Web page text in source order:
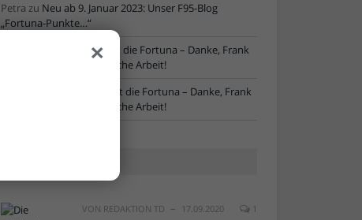
Petra zu Neu ab 9. Januar 2023: Unser F95-Blog
„Fortuna-Punkte…“
NLZ-Chef verlässt die Fortuna – Danke, Frank
Schaefer, für die erfolgreiche Arbeit!
NLZ-Chef verlässt die Fortuna – Danke, Frank
Schaefer, für die erfolgreiche Arbeit!
VON REDAKTION TD 17.09.2020 1
×